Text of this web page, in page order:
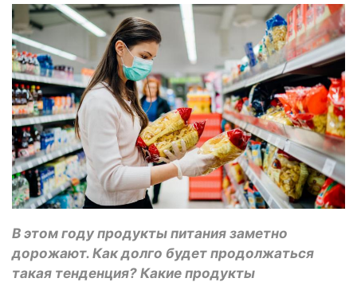
В этом году продукты питания заметно
дорожают. Как долго будет продолжаться
такая тенденция? Какие продукты